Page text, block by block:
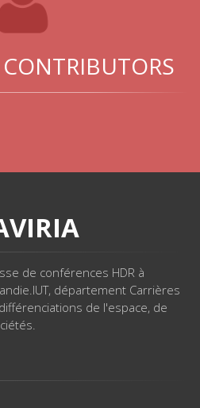
de conférences HDR à
département Carrières
de l'espace, de